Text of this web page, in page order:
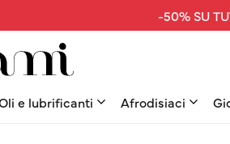
-50% SU
e lubrificanti Afrodisiaci